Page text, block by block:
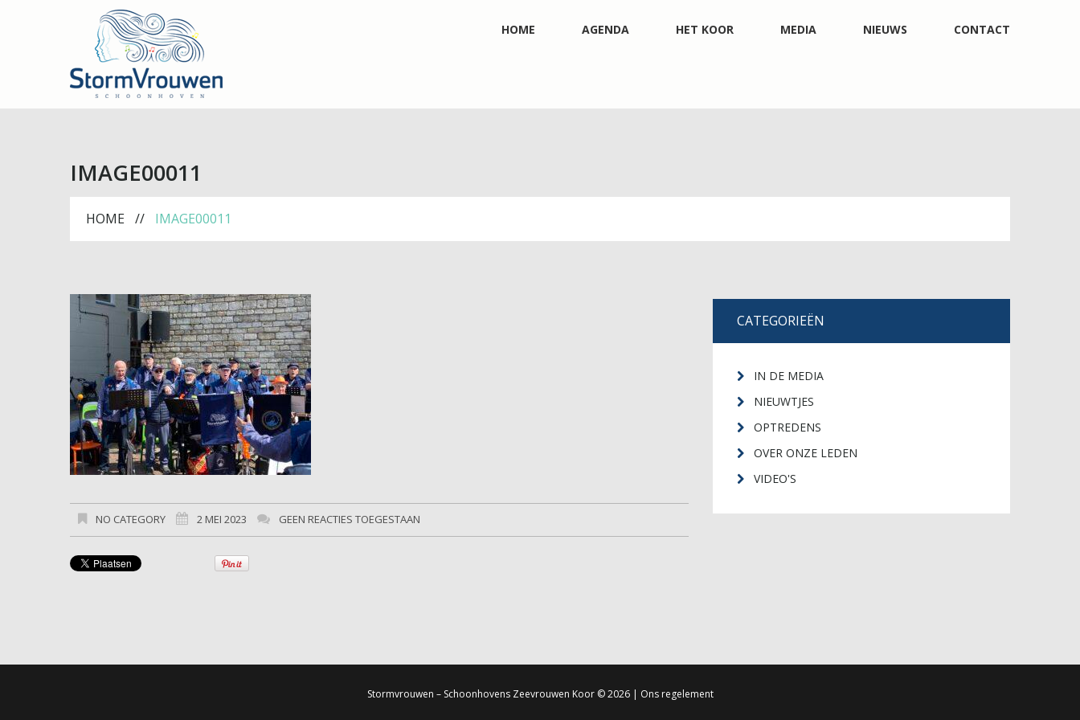
HOME AGENDA HET KOOR MEDIA NIEUWS CONTACT
IMAGE00011
HOME IMAGE00011
NO CATEGORY 2 MEI 2023 GEEN REACTIES TOEGESTAAN
CATEGORIEËN
IN DE MEDIA
NIEUWTJES
OPTREDENS
OVER ONZE LEDEN
VIDEO'S
Stormvrouwen – Schoonhovens Zeevrouwen Koor© 2026 | Ons regelement